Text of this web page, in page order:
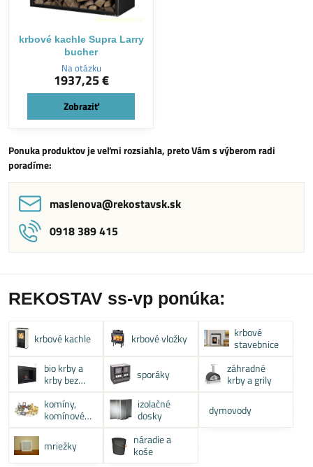
krbové kachle Supra Larry
bucher
Na otázku
1937,25 €
Zobraziť
Ponuka produktov je veľmi rozsiahla, preto Vám s výberom radi
poradíme:
maslenova​@rekostavsk​.sk
0918 389 415
REKOSTAV ss-vp ponúka:
krbové kachle krbové vložky
krbové
stavebnice
bio krby a
krby bez
komína
sporáky
záhradné
krby a grily
komíny,
komínové
systémy
izolačné
dosky
dymovody
mriežky
náradie a
koše